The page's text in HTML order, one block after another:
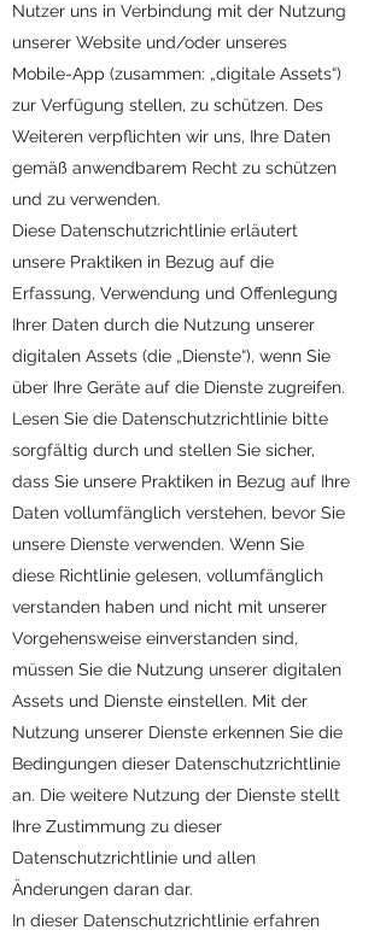
Nutzer uns in Verbindung mit der Nutzung
unserer Website und/oder unseres
Mobile-App (zusammen: „digitale Assets“)
zur Verfügung stellen, zu schützen. Des
Weiteren verpflichten wir uns, Ihre Daten
gemäß anwendbarem Recht zu schützen
und zu verwenden.
Diese Datenschutzrichtlinie erläutert
unsere Praktiken in Bezug auf die
Erfassung, Verwendung und Offenlegung
Ihrer Daten durch die Nutzung unserer
digitalen Assets (die „Dienste“), wenn Sie
über Ihre Geräte auf die Dienste zugreifen.
Lesen Sie die Datenschutzrichtlinie bitte
sorgfältig durch und stellen Sie sicher,
dass Sie unsere Praktiken in Bezug auf Ihre
Daten vollumfänglich verstehen, bevor Sie
unsere Dienste verwenden. Wenn Sie
diese Richtlinie gelesen, vollumfänglich
verstanden haben und nicht mit unserer
Vorgehensweise einverstanden sind,
müssen Sie die Nutzung unserer digitalen
Assets und Dienste einstellen. Mit der
Nutzung unserer Dienste erkennen Sie die
Bedingungen dieser Datenschutzrichtlinie
an. Die weitere Nutzung der Dienste stellt
Ihre Zustimmung zu dieser
Datenschutzrichtlinie und allen
Änderungen daran dar.
In dieser Datenschutzrichtlinie erfahren